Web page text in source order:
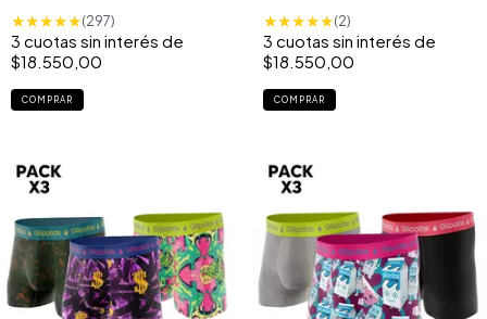
★★★★★(297)
3 cuotas sin interés de
$18.550,00
COMPRAR
★★★★★(2)
3 cuotas sin interés de
$18.550,00
COMPRAR